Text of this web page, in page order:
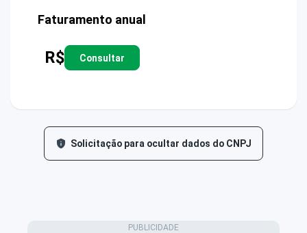
Faturamento anual
R$ Consultar
Solicitação para ocultar dados do CNPJ